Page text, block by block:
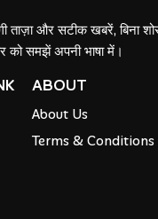
ताज़ा और सटीक खबरें, बिना
समझें अपनी भाषा में।
ABOUT
About Us
Terms & Conditions